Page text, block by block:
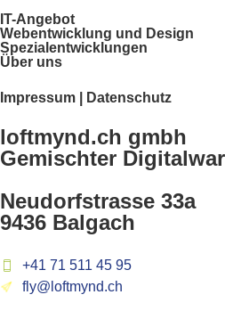
IT-Angebot
Webentwicklung und Design
Spezialentwicklungen
Über uns
Impressum | Datenschutz
loftmynd.ch gmbh
Gemischter
Neudorfstrasse 33a
9436 Balgach
+41 71 511 45 95
fly@loftmynd.ch